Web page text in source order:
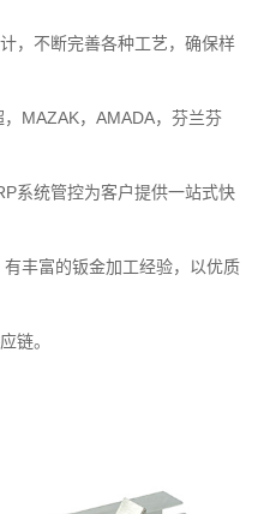
，不断完善各种工艺，确保样
MAZAK，AMADA，芬兰芬
系统管控为客户提供一站式快
丰富的钣金加工经验，以优质
链。